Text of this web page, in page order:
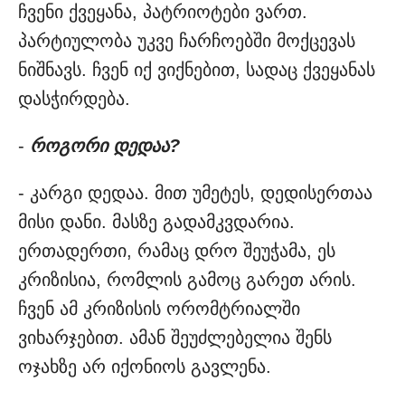
ჩვენი ქვეყანა, პატრიოტები ვართ.
პარტიულობა უკვე ჩარჩოებში მოქცევას
ნიშნავს. ჩვენ იქ ვიქნებით, სადაც ქვეყანას
დასჭირდება.
- როგორი დედაა?
- კარგი დედაა. მით უმეტეს, დედისერთაა
მისი დანი. მასზე გადამკვდარია.
ერთადერთი, რამაც დრო შეუჭამა, ეს
კრიზისია, რომლის გამოც გარეთ არის.
ჩვენ ამ კრიზისის ორომტრიალში
ვიხარჯებით. ამან შეუძლებელია შენს
ოჯახზე არ იქონიოს გავლენა.